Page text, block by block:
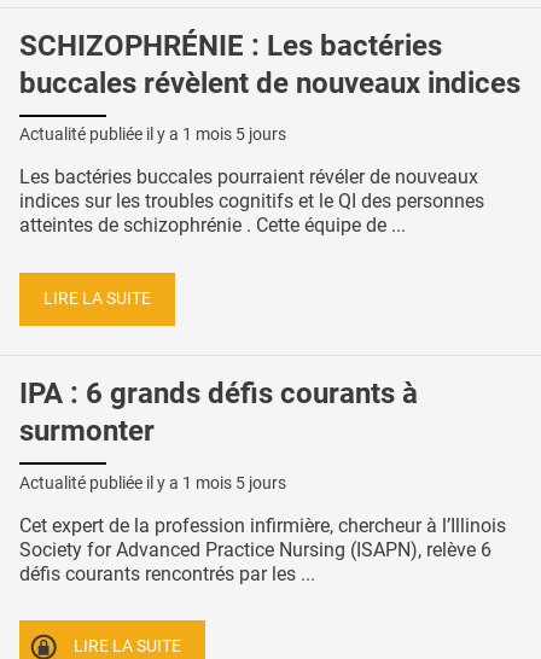
SCHIZOPHRÉNIE : Les bactéries
buccales révèlent de nouveaux indices
Actualité publiée il y a 1 mois 5 jours
Les bactéries buccales pourraient révéler de nouveaux
indices sur les troubles cognitifs et le QI des personnes
atteintes de schizophrénie . Cette équipe de ...
LIRE LA SUITE
IPA : 6 grands défis courants à
surmonter
Actualité publiée il y a 1 mois 5 jours
Cet expert de la profession infirmière, chercheur à l’Illinois
Society for Advanced Practice Nursing (ISAPN), relève 6
défis courants rencontrés par les ...
LIRE LA SUITE